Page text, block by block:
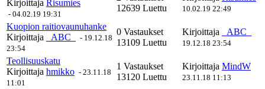
Kirjoittaja Risumies
- 04.02.19 19:31
12639 Luettu
10.02.19 22:49
Kuopion raitiovaunuhanke
Kirjoittaja
_ABC_ - 19.12.18
23:54
0 Vastaukset
13109 Luettu
Kirjoittaja _ABC_
19.12.18 23:54
Teollisuuskatu
Kirjoittaja hmikko - 23.11.18
11:01
1 Vastaukset
13120 Luettu
Kirjoittaja MindW
23.11.18 11:13